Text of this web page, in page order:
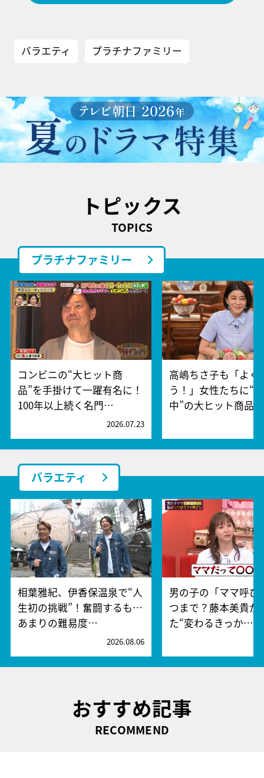
バラエティ プラチナファミリー
トピックス
TOPICS
プラチナファミリー
コンビニの“大ヒット商
品”を手掛けて一躍有名に！
100年以上続く名門…
2026.07.23
高嶋ちさ子も「よく
う！」女性たちに“
中”の大ヒット商品…
バラエティ
相葉雅紀、伊香保温泉で“人
生初の挑戦”！奮闘するも…
あまりの難易度…
2026.08.06
男の子の「ママ呼び
つまで？藤本美貴が
た“変わるきっか…
おすすめ記事
RECOMMEND